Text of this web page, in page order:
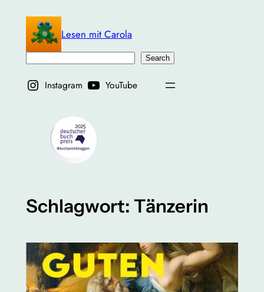
springen
Lesen mit Carola
Search
Instagram YouTube
Schlagwort: Tänzerin